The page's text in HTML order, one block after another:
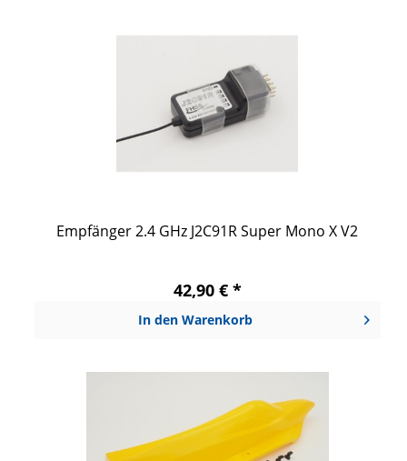
Empfänger 2.4 GHz J2C91R Super Mono X V2
42,90 € *
In den Warenkorb